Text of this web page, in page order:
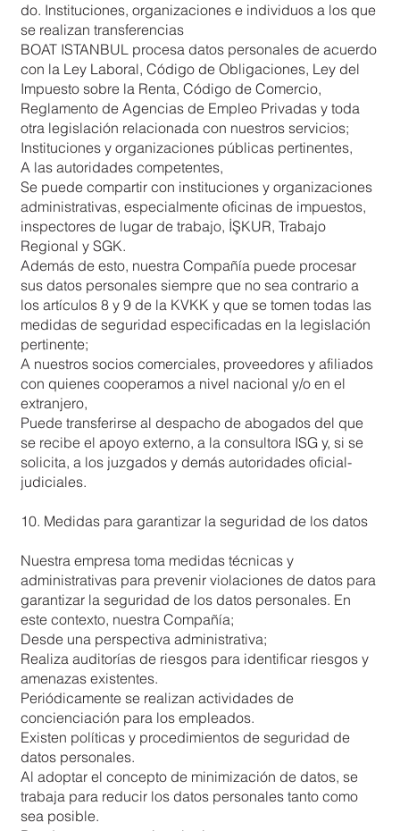
do. Instituciones, organizaciones e individuos a los que
se realizan transferencias
BOAT ISTANBUL procesa datos personales de acuerdo
con la Ley Laboral, Código de Obligaciones, Ley del
Impuesto sobre la Renta, Código de Comercio,
Reglamento de Agencias de Empleo Privadas y toda
otra legislación relacionada con nuestros servicios;
Instituciones y organizaciones públicas pertinentes,
A las autoridades competentes,
Se puede compartir con instituciones y organizaciones
administrativas, especialmente oficinas de impuestos,
inspectores de lugar de trabajo, İŞKUR, Trabajo
Regional y SGK.
Además de esto, nuestra Compañía puede procesar
sus datos personales siempre que no sea contrario a
los artículos 8 y 9 de la KVKK y que se tomen todas las
medidas de seguridad especificadas en la legislación
pertinente;
A nuestros socios comerciales, proveedores y afiliados
con quienes cooperamos a nivel nacional y/o en el
extranjero,
Puede transferirse al despacho de abogados del que
se recibe el apoyo externo, a la consultora ISG y, si se
solicita, a los juzgados y demás autoridades oficial-
judiciales.
10. Medidas para garantizar la seguridad de los datos
Nuestra empresa toma medidas técnicas y
administrativas para prevenir violaciones de datos para
garantizar la seguridad de los datos personales. En
este contexto, nuestra Compañía;
Desde una perspectiva administrativa;
Realiza auditorías de riesgos para identificar riesgos y
amenazas existentes.
Periódicamente se realizan actividades de
concienciación para los empleados.
Existen políticas y procedimientos de seguridad de
datos personales.
Al adoptar el concepto de minimización de datos, se
trabaja para reducir los datos personales tanto como
sea posible.